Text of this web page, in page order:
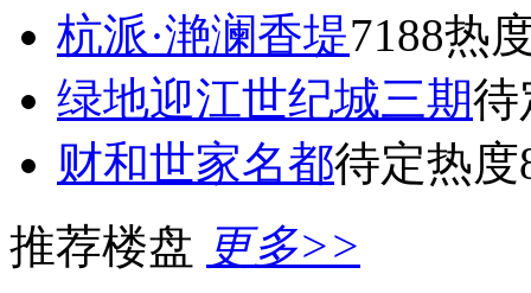
杭派·滟澜香堤7188热
绿地迎江世纪城三期待
财和世家名都待定热度
推荐楼盘 更多>>